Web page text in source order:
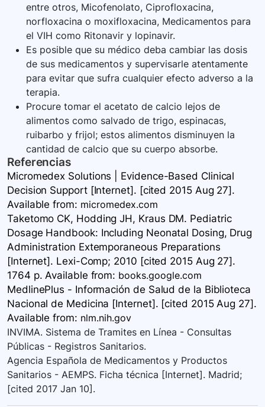
entre otros, Micofenolato, Ciprofloxacina,
norfloxacina o moxifloxacina, Medicamentos para
el VIH como Ritonavir y lopinavir.
Es posible que su médico deba cambiar las dosis
de sus medicamentos y supervisarle atentamente
para evitar que sufra cualquier efecto adverso a la
terapia.
Procure tomar el acetato de calcio lejos de
alimentos como salvado de trigo, espinacas,
ruibarbo y frijol; estos alimentos disminuyen la
cantidad de calcio que su cuerpo absorbe.
Referencias
Micromedex Solutions | Evidence-Based Clinical
Decision Support [Internet]. [cited 2015 Aug 27].
Available from: micromedex.com
Taketomo CK, Hodding JH, Kraus DM. Pediatric
Dosage Handbook: Including Neonatal Dosing, Drug
Administration Extemporaneous Preparations
[Internet]. Lexi-Comp; 2010 [cited 2015 Aug 27].
1764 p. Available from: books.google.com
MedlinePlus - Información de Salud de la Biblioteca
Nacional de Medicina [Internet]. [cited 2015 Aug 27].
Available from: nlm.nih.gov
INVIMA. Sistema de Tramites en Línea - Consultas
Públicas - Registros Sanitarios.
Agencia Española de Medicamentos y Productos
Sanitarios - AEMPS. Ficha técnica [Internet]. Madrid;
[cited 2017 Jan 10].